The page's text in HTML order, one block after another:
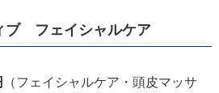
ブ フェイシャルケア
（フェイシャルケア・頭皮マッサ